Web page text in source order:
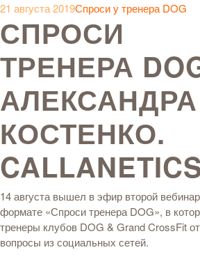
21 августа 2019Спроси у тренера DOG
СПРОСИ
ТРЕНЕРА
АЛЕКСАНДРА
КОСТЕНКО.
14 августа вышел в эфир второй
формате «Спроси тренера DOG», в
тренеры клубов DOG & Grand CrossFit
вопросы из социальных сетей.